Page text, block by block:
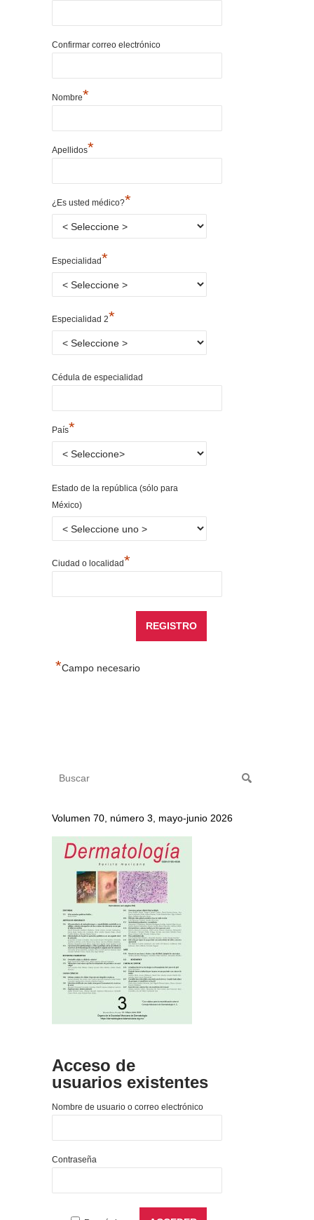
Confirmar correo electrónico
Nombre*
Apellidos*
¿Es usted médico?*
Especialidad*
Especialidad 2*
Cédula de especialidad
País*
Estado de la república (sólo para
México)
Ciudad o localidad*
*Campo necesario
Volumen 70, número 3, mayo-junio 2026
Acceso de
usuarios existentes
Nombre de usuario o correo electrónico
Contraseña